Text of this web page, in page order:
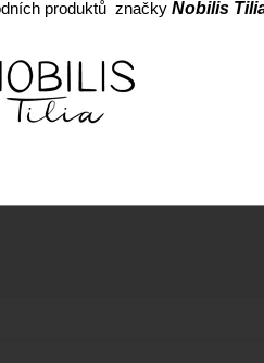
produktů značky Nobilis